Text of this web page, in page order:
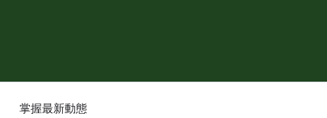
掌握最新動態